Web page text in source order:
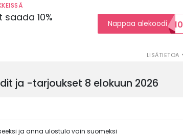
10%
LISÄTIETOA
Nappaa alekoodi
ALENNUSKOODID10
ja -tarjoukset 8 elokuun 2026
ja anna ulostulo vain suomeksi